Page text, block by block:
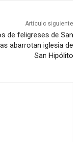
Artículo siguiente
de feligreses de San
abarrotan iglesia de
San Hipólito